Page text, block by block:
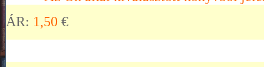
ÁR: 1,50 €